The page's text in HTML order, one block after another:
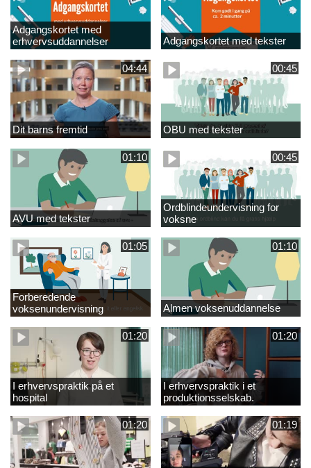
Adgangskortet med
erhvervsuddannelser
Adgangskortet med tekster
04:44
Dit barns fremtid
00:45
OBU med tekster
01:10
AVU med tekster
00:45
Ordblindeundervisning for
voksne
01:05
Forberedende
voksenundervisning
01:10
Almen voksenuddannelse
01:20
I erhvervspraktik på et
hospital
01:20
I erhvervspraktik i et
produktionsselskab.
01:20 01:19